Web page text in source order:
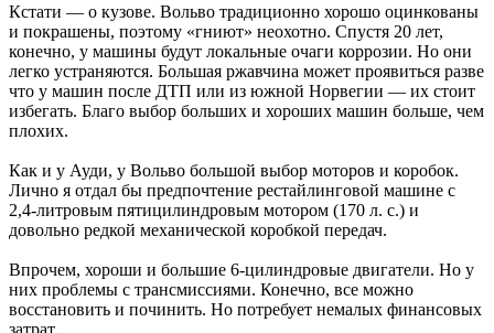
Кстати — о кузове. Вольво традиционно хорошо оцинкованы
и покрашены, поэтому «гниют» неохотно. Спустя 20 лет,
конечно, у машины будут локальные очаги коррозии. Но они
легко устраняются. Большая ржавчина может проявиться разве
что у машин после ДТП или из южной Норвегии — их стоит
избегать. Благо выбор больших и хороших машин больше, чем
плохих.
Как и у Ауди, у Вольво большой выбор моторов и коробок.
Лично я отдал бы предпочтение рестайлинговой машине с
2,4-литровым пятицилиндровым мотором (170 л. с.) и
довольно редкой механической коробкой передач.
Впрочем, хороши и большие 6-цилиндровые двигатели. Но у
них проблемы с трансмиссиями. Конечно, все можно
восстановить и починить. Но потребует немалых финансовых
затрат.